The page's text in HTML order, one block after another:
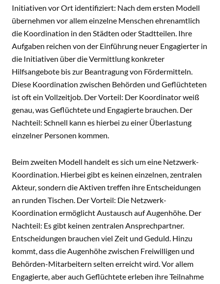
Initiativen vor Ort identifiziert: Nach dem ersten Modell
übernehmen vor allem einzelne Menschen ehrenamtlich
die Koordination in den Städten oder Stadtteilen. Ihre
Aufgaben reichen von der Einführung neuer Engagierter in
die Initiativen über die Vermittlung konkreter
Hilfsangebote bis zur Beantragung von Fördermitteln.
Diese Koordination zwischen Behörden und Geflüchteten
ist oft ein Vollzeitjob. Der Vorteil: Der Koordinator weiß
genau, was Geflüchtete und Engagierte brauchen. Der
Nachteil: Schnell kann es hierbei zu einer Überlastung
einzelner Personen kommen.
Beim zweiten Modell handelt es sich um eine Netzwerk-
Koordination. Hierbei gibt es keinen einzelnen, zentralen
Akteur, sondern die Aktiven treffen ihre Entscheidungen
an runden Tischen. Der Vorteil: Die Netzwerk-
Koordination ermöglicht Austausch auf Augenhöhe. Der
Nachteil: Es gibt keinen zentralen Ansprechpartner.
Entscheidungen brauchen viel Zeit und Geduld. Hinzu
kommt, dass die Augenhöhe zwischen Freiwilligen und
Behörden-Mitarbeitern selten erreicht wird. Vor allem
Engagierte, aber auch Geflüchtete erleben ihre Teilnahme